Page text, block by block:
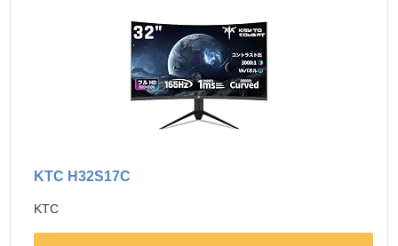
KTC H32S17C
KTC